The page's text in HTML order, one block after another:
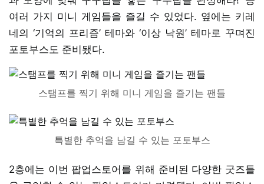
여러 가지 미니 게임들을 즐길 수 있었다. 옆에는 키레
네의 ‘기억의 프리즘’ 테마와 ‘이상 낙원’ 테마로 꾸며진
포토부스도 준비됐다.
스탬프를 찍기 위해 미니 게임을 즐기는 팬들
특별한 추억을 남길 수 있는 포토부스
2층에는 이번 팝업스토어를 위해 준비된 다양한 굿즈들